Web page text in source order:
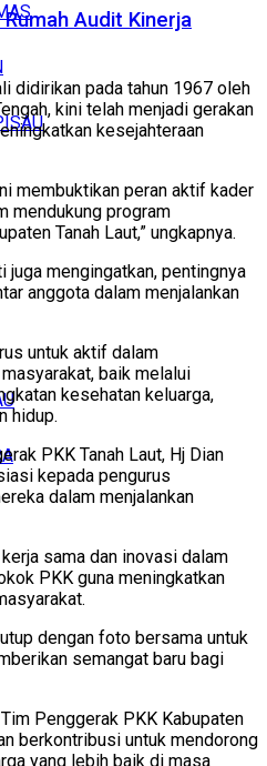
Audit Kinerja
didirikan pada tahun 1967 oleh
kini telah menjadi gerakan
kesejahteraan
membuktikan peran aktif kader
mendukung program
Tanah Laut,” ungkapnya.
juga mengingatkan, pentingnya
anggota dalam menjalankan
untuk aktif dalam
baik melalui
kesehatan keluarga,
hidup.
PKK Tanah Laut, Hj Dian
kepada pengurus
dalam menjalankan
sama dan inovasi dalam
PKK guna meningkatkan
dengan foto bersama untuk
semangat baru bagi
Penggerak PKK Kabupaten
berkontribusi untuk mendorong
yang lebih baik di masa